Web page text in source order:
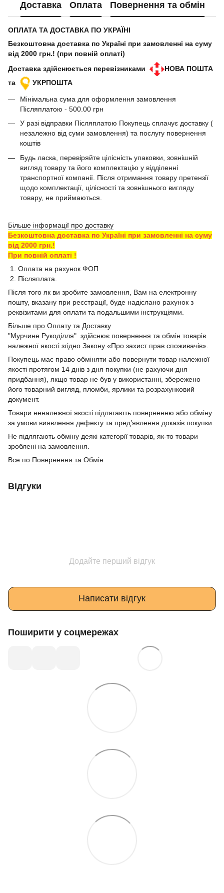
Доставка Оплата Повернення та обмін
ОПЛАТА ТА ДОСТАВКА ПО УКРАЇНІ
Безкоштовна доставка по Україні при замовленні на суму
від 2000 грн.! (при повній оплаті)
Доставка здійснюється перевізниками
НОВА ПОШТА
та
УКРПОШТА
Мінімальна сума для оформлення замовлення
Післяплатою - 500.00 грн
У разі відправки Післяплатою Покупець сплачує доставку (
незалежно від суми замовлення) та послугу повернення
коштів
Будь ласка, перевіряйте цілісність упаковки, зовнішній
вигляд товару та його комплектацію у відділенні
транспортної компанії. Після отримання товару претензії
щодо комплектації, цілісності та зовнішнього вигляду
товару, не приймаються.
Більше інформації про доставку
Безкоштовна доставка по Україні при замовленні на суму
від 2000 грн.!
При повній оплаті !
1. Оплата на рахунок ФОП
2. Післяплата.
Після того як ви зробите замовлення, Вам на електронну
пошту, вказану при реєстрації, буде надіслано рахунок з
реквізитами для оплати та подальшими інструкціями.
Більше про Оплату та Доставку
"Мурчине Рукоділля" здійснює повернення та обмін товарів
належної якості згідно Закону «Про захист прав споживачів».
Покупець має право обміняти або повернути товар належної
якості протягом 14 днів з дня покупки (не рахуючи дня
придбання), якщо товар не був у використанні, збережено
його товарний вигляд, пломби, ярлики та розрахунковий
документ.
Товари неналежної якості підлягають поверненню або обміну
за умови виявлення дефекту та пред’явлення доказів покупки.
Не підлягають обміну деякі категорії товарів, як-то товари
зроблені на замовлення.
Все по Повернення та Обмін
Відгуки
Додайте перший відгук
Написати відгук
Поширити у соцмережах